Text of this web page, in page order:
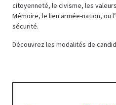
citoyenneté, le civisme, les
Mémoire, le lien armée-nation, ou
sécurité.
Découvrez les modalités de